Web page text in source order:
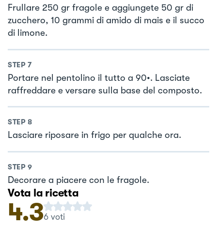
Frullare 250 gr fragole e aggiungete 50 gr di
zucchero, 10 grammi di amido di mais e il succo
di limone.
STEP 7
Portare nel pentolino il tutto a 90•. Lasciate
raffreddare e versare sulla base del composto.
STEP 8
Lasciare riposare in frigo per qualche ora.
STEP 9
Decorare a piacere con le fragole.
Vota la ricetta
4.36voti